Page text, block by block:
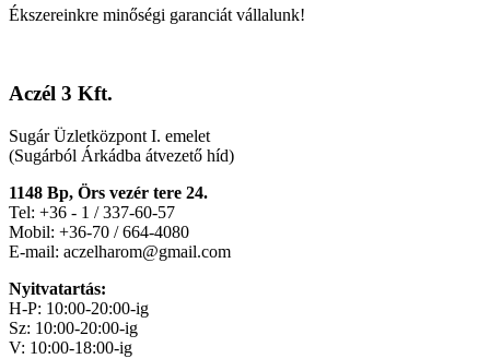
Ékszereinkre minőségi garanciát vállalunk!
Aczél 3 Kft.
Sugár Üzletközpont I. emelet
(Sugárból Árkádba átvezető híd)
1148 Bp, Örs vezér tere 24.
Tel: +36 - 1 / 337-60-57
Mobil: +36-70 / 664-4080
E-mail: aczelharom@gmail.com
Nyitvatartás:
H-P: 10:00-20:00-ig
Sz: 10:00-20:00-ig
V: 10:00-18:00-ig